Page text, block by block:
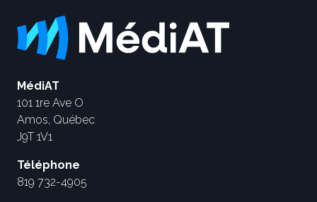
MédiAT
101 1re Ave O
Amos, Québec
J9T 1V1
Téléphone
819 732-4905